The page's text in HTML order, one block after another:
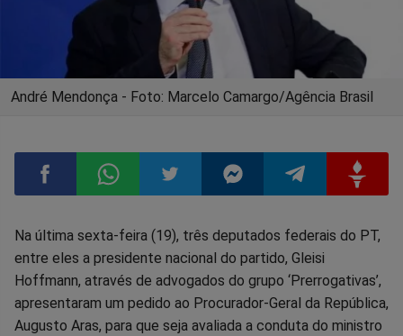
André Mendonça - Foto: Marcelo Camargo/Agência Brasil
Compartilhar
no
Facebook
Compartilhar
no
Whatsapp
Compartilhar
no
Twitter
Compartilhar
no
Messenger
Compartilhar
no
Telegram
no
Gettr
Na última sexta-feira (19), três deputados federais do PT,
entre eles a presidente nacional do partido, Gleisi
Hoffmann, através de advogados do grupo ‘Prerrogativas’,
apresentaram um pedido ao Procurador-Geral da República,
Augusto Aras, para que seja avaliada a conduta do ministro